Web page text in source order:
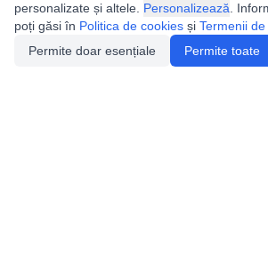
personalizate și altele. Personalizează .
poți găsi în Politica de cookies și Termenii
Permite doar esențiale
Permite toate